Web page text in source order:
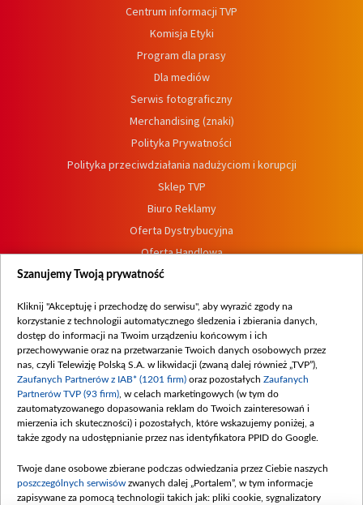
Centrum informacji TVP
Komisja Etyki
Program dla prasy
Dla mediów
Serwis fotograficzny
Merchandising (znaki)
Polityka Prywatności
Polityka przeciwdziałania nadużyciom i korupcji
Sklep TVP
Biuro Reklamy
Oferta Dystrybucyjna
Oferta Handlowa
Dostępność
Procedura zgłoszeń wewnętrznych
Szanujemy Twoją prywatność
Kliknij "Akceptuję i przechodzę do serwisu", aby wyrazić zgody na
korzystanie z technologii automatycznego śledzenia i zbierania danych,
dostęp do informacji na Twoim urządzeniu końcowym i ich
przechowywanie oraz na przetwarzanie Twoich danych osobowych przez
nas, czyli Telewizję Polską S.A. w likwidacji (zwaną dalej również „TVP”),
Zaufanych Partnerów z IAB* (1201 firm) oraz pozostałych Zaufanych
Partnerów TVP (93 firm) , w celach marketingowych (w tym do
zautomatyzowanego dopasowania reklam do Twoich zainteresowań i
mierzenia ich skuteczności) i pozostałych, które wskazujemy poniżej, a
także zgody na udostępnianie przez nas identyfikatora PPID do Google.
Twoje dane osobowe zbierane podczas odwiedzania przez Ciebie naszych
poszczególnych serwisów zwanych dalej „Portalem”, w tym informacje
zapisywane za pomocą technologii takich jak: pliki cookie, sygnalizatory